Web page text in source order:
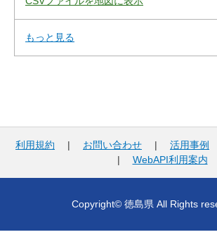
もっと見る
利用規約 | お問い合わせ | 活用事例
| WebAPI利用案内
Copyright© 徳島県 All Rights